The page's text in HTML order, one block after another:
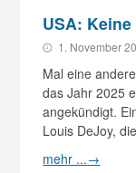
USA:
1. November
Mal eine
das Jahr 2025
angekündigt.
Louis DeJoy,
mehr ...→